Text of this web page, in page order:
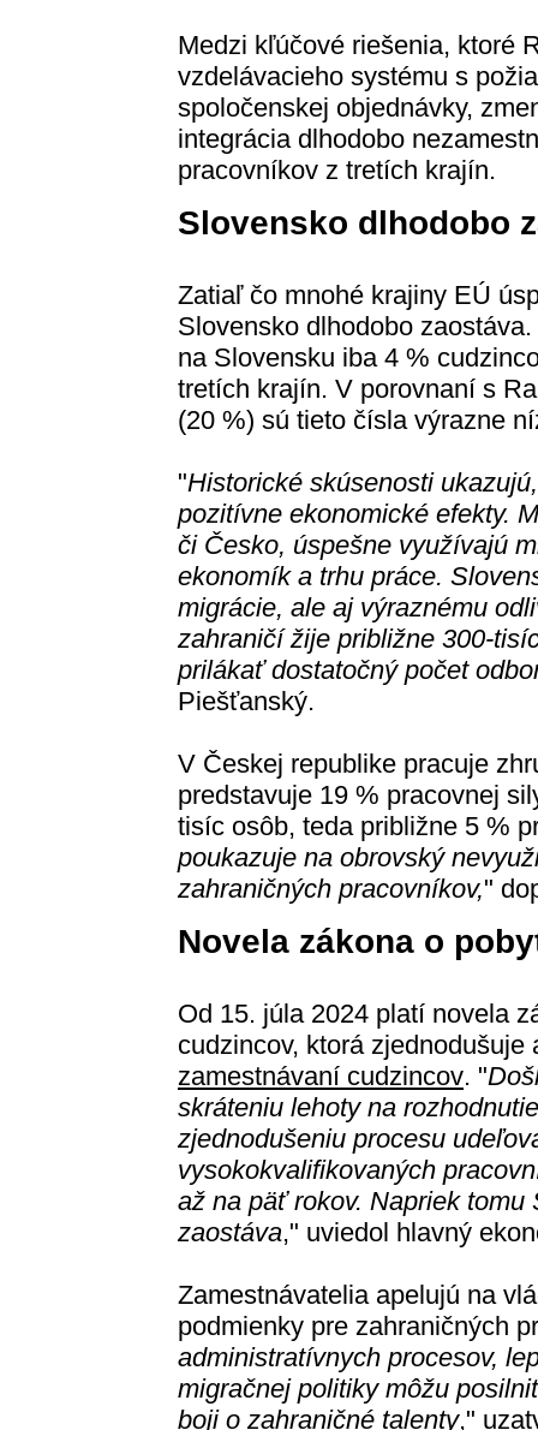
Medzi kľúčové riešenia, ktoré
vzdelávacieho systému s
spoločenskej objednávky,
integrácia dlhodobo
pracovníkov z tretích krajín.
Slovensko dlhodobo
Zatiaľ čo mnohé krajiny EÚ
Slovensko dlhodobo
na Slovensku iba 4 %
tretích krajín. V porovnaní s
(20 %) sú tieto čísla výrazne
"Historické skúsenosti
pozitívne ekonomické efekty.
či Česko, úspešne využívajú
ekonomík a trhu práce.
migrácie, ale aj výraznému
zahraničí žije približne 300-
prilákať dostatočný počet
Piešťanský.
V Českej republike pracuje
predstavuje 19 % pracovnej
tisíc osôb, teda približne 5 %
poukazuje na obrovský
zahraničných pracovníkov,"
Novela zákona o
Od 15. júla 2024 platí novela
cudzincov, ktorá
zamestnávaní cudzincov. "
skráteniu lehoty na
zjednodušeniu procesu
vysokokvalifikovaných
až na päť rokov. Napriek
zaostáva," uviedol hlavný
Zamestnávatelia apelujú na
podmienky pre zahraničných
administratívnych procesov,
migračnej politiky môžu
boji o zahraničné talenty,"